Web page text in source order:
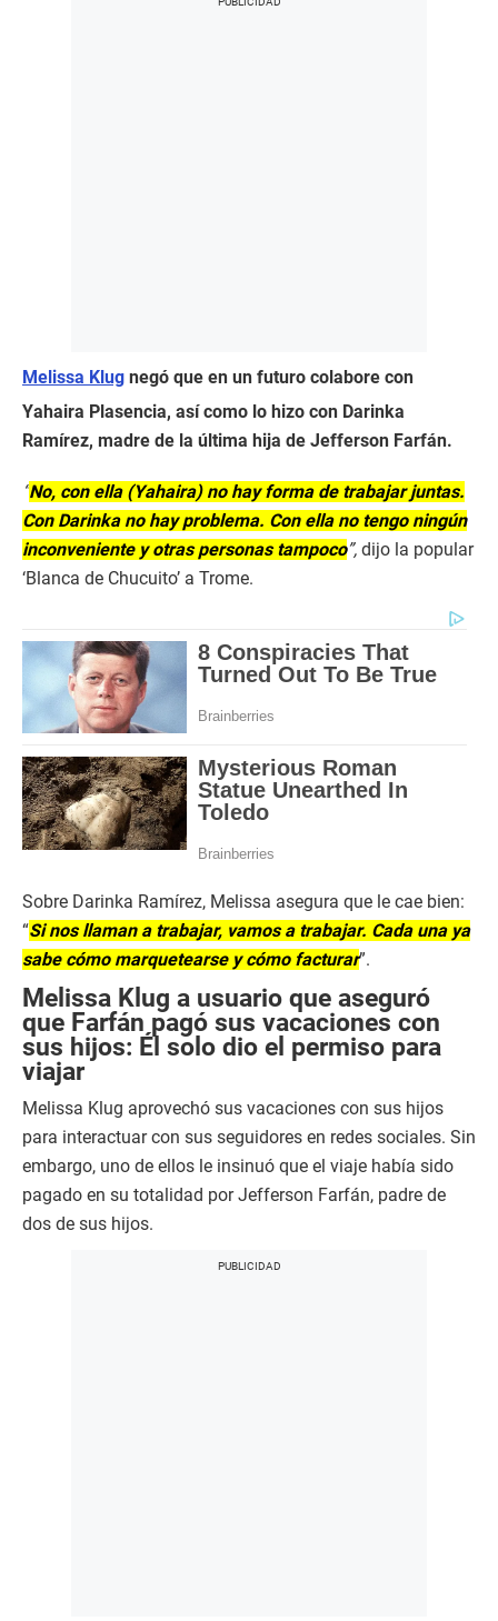
Melissa Klug negó que en un futuro colabore con
Yahaira Plasencia, así como lo hizo con Darinka
Ramírez, madre de la última hija de Jefferson Farfán.
“No, con ella (Yahaira) no hay forma de trabajar juntas.
Con Darinka no hay problema. Con ella no tengo ningún
inconveniente y otras personas tampoco”, dijo la popular
‘Blanca de Chucuito’ a Trome.
Sobre Darinka Ramírez, Melissa asegura que le cae bien:
“Si nos llaman a trabajar, vamos a trabajar. Cada una ya
sabe cómo marquetearse y cómo facturar”.
Melissa Klug a usuario que aseguró
que Farfán pagó sus vacaciones con
sus hijos: Él solo dio el permiso para
viajar
Melissa Klug aprovechó sus vacaciones con sus hijos
para interactuar con sus seguidores en redes sociales. Sin
embargo, uno de ellos le insinuó que el viaje había sido
pagado en su totalidad por Jefferson Farfán, padre de
dos de sus hijos.